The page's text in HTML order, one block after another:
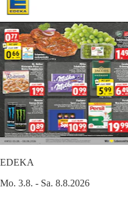
EDEKA
Mo. 3.8. - Sa. 8.8.2026